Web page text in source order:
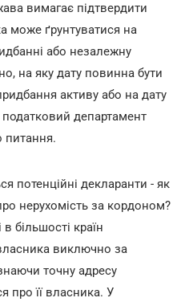
вимагає підтвердити
може ґрунтуватися на
або незалежну
на яку дату повинна бути
активу або на дату
департамент
питання.
потенційні декларанти - як
нерухомість за кордоном?
більшості країн
виключно за
точну адресу
про її власника. У